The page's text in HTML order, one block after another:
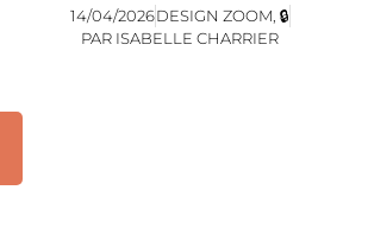
14/04/2026DESIGN ZOOM 🔒
PAR ISABELLE CHARRIER